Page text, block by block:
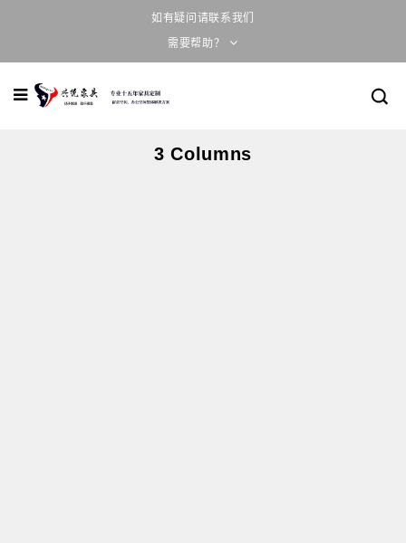
如有疑问请联系我们
需要帮助？
3 Columns